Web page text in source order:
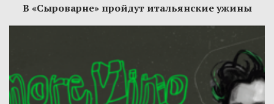
В «Сыроварне» пройдут итальянские ужины